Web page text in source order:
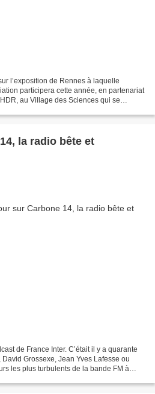
l’exposition de Rennes à laquelle
participera cette année, en partenariat
au Village des Sciences qui se
la radio bête et
de France Inter. C’était il y a quarante
Grossexe, Jean Yves Lafesse ou
les plus turbulents de la bande FM à